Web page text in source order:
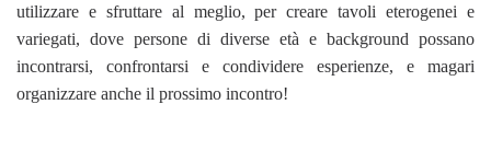
utilizzare e sfruttare al meglio, per creare tavoli eterogenei e
variegati, dove persone di diverse età e background possano
incontrarsi, confrontarsi e condividere esperienze, e magari
organizzare anche il prossimo incontro!